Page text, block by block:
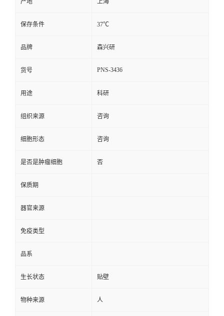
产地 上海
保存条件 37℃
品牌 森兴研
货号 PNS-3436
用途 科研
组织来源 咨询
细胞形态 咨询
是否是肿瘤细胞 否
保质期
器官来源
免疫类型
品系
生长状态 贴壁
物种来源 人